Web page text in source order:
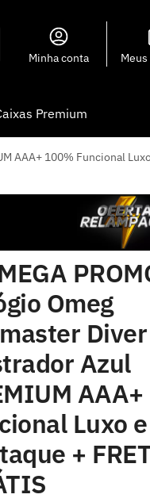
Minha conta
Premium
AAA+ 100% Funcional
Omeg
Diver
Azul
Luxo e
+